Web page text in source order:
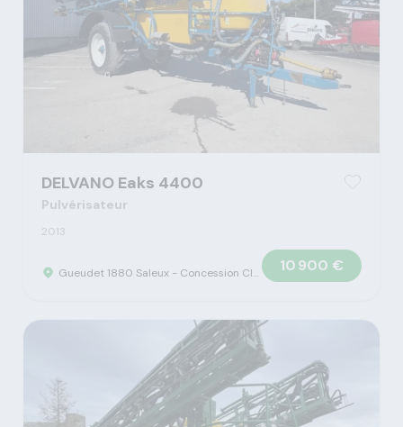
DELVANO Eaks 4400
Pulvérisateur
2013
Gueudet 1880 Saleux - Concession Claas 10 900 €